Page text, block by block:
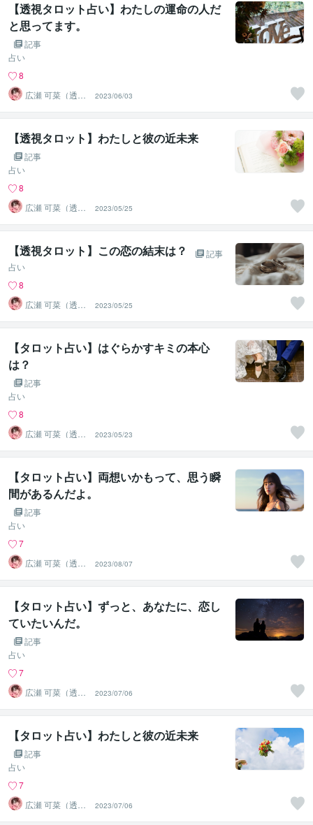
【透視タロット占い】わたしの運命の人だ
と思ってます。
記事
占い
8
広瀬 可菜（透視
タロット⭐占い
師）
2023/06/03
【透視タロット】わたしと彼の近未来
記事
占い
8
広瀬 可菜（透視
タロット⭐占い
師）
2023/05/25
【透視タロット】この恋の結末は？
記事
占い
8
広瀬 可菜（透視
タロット⭐占い
師）
2023/05/25
【タロット占い】はぐらかすキミの本心
は？
記事
占い
8
広瀬 可菜（透視
タロット⭐占い
師）
2023/05/23
【タロット占い】両想いかもって、思う瞬
間があるんだよ。
記事
占い
7
広瀬 可菜（透視
タロット⭐占い
師）
2023/08/07
【タロット占い】ずっと、あなたに、恋し
ていたいんだ。
記事
占い
7
広瀬 可菜（透視
タロット⭐占い
師）
2023/07/06
【タロット占い】わたしと彼の近未来
記事
占い
7
広瀬 可菜（透視
タロット⭐占い
師）
2023/07/06